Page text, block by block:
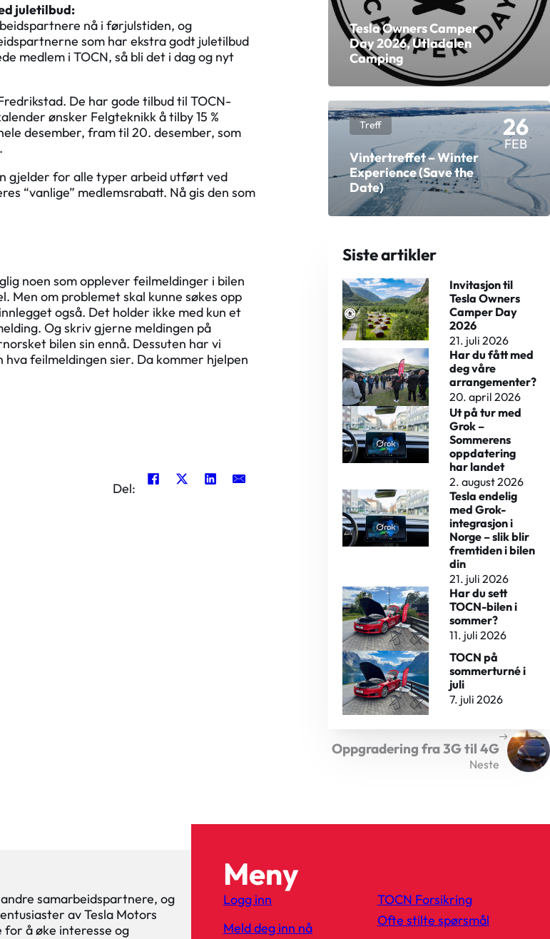
juletilbud:
nå i førjulstiden, og
som har ekstra godt juletilbud
medlem i TOCN, så bli det i dag og nyt
De har gode tilbud til TOCN-
ønsker Felgteknikk å tilby 15 %
desember, fram til 20. desember, som
gjelder for alle typer arbeid utført ved
“vanlige” medlemsrabatt. Nå gis den som
noen som opplever feilmeldinger i bilen
Men om problemet skal kunne søkes opp
også. Det holder ikke med kun et
Og skriv gjerne meldingen på
bilen sin ennå. Dessuten har vi
hva feilmeldingen sier. Da kommer hjelpen
Del:
Tesla Owners Camper
Day 2026, Utladalen
Camping
Treff 26
FEB
Vintertreffet – Winter
Experience (Save the
Date)
Siste artikler
Invitasjon til
Tesla Owners
Camper Day
2026
21. juli 2026
Har du fått med
deg våre
arrangementer?
20. april 2026
Ut på tur med
Grok –
Sommerens
oppdatering
har landet
2. august 2026
Tesla endelig
med Grok-
integrasjon i
Norge – slik blir
fremtiden i bilen
din
21. juli 2026
Har du sett
TOCN-bilen i
sommer?
11. juli 2026
TOCN på
sommerturné i
juli
7. juli 2026
Neste
Oppgradering fra 3G til 4G
samarbeidspartnere, og
av Tesla Motors
å øke interesse og
Meny
Logg inn
Meld deg inn nå
TOCN Forsikring
Ofte stilte spørsmål